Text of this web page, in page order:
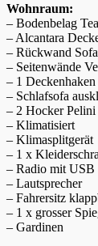
Wohnraum:
– Bodenbelag
– Alcantara
– Rückwand
– Seitenwände
– 1
– Schlafsofa
– 2 Hocker Pelini
– Klimatisiert
– Klimasplitgerät
– 1 x
– Radio mit USB
– Lautsprecher
– Fahrersitz
– 1 x grosser
– Gardinen